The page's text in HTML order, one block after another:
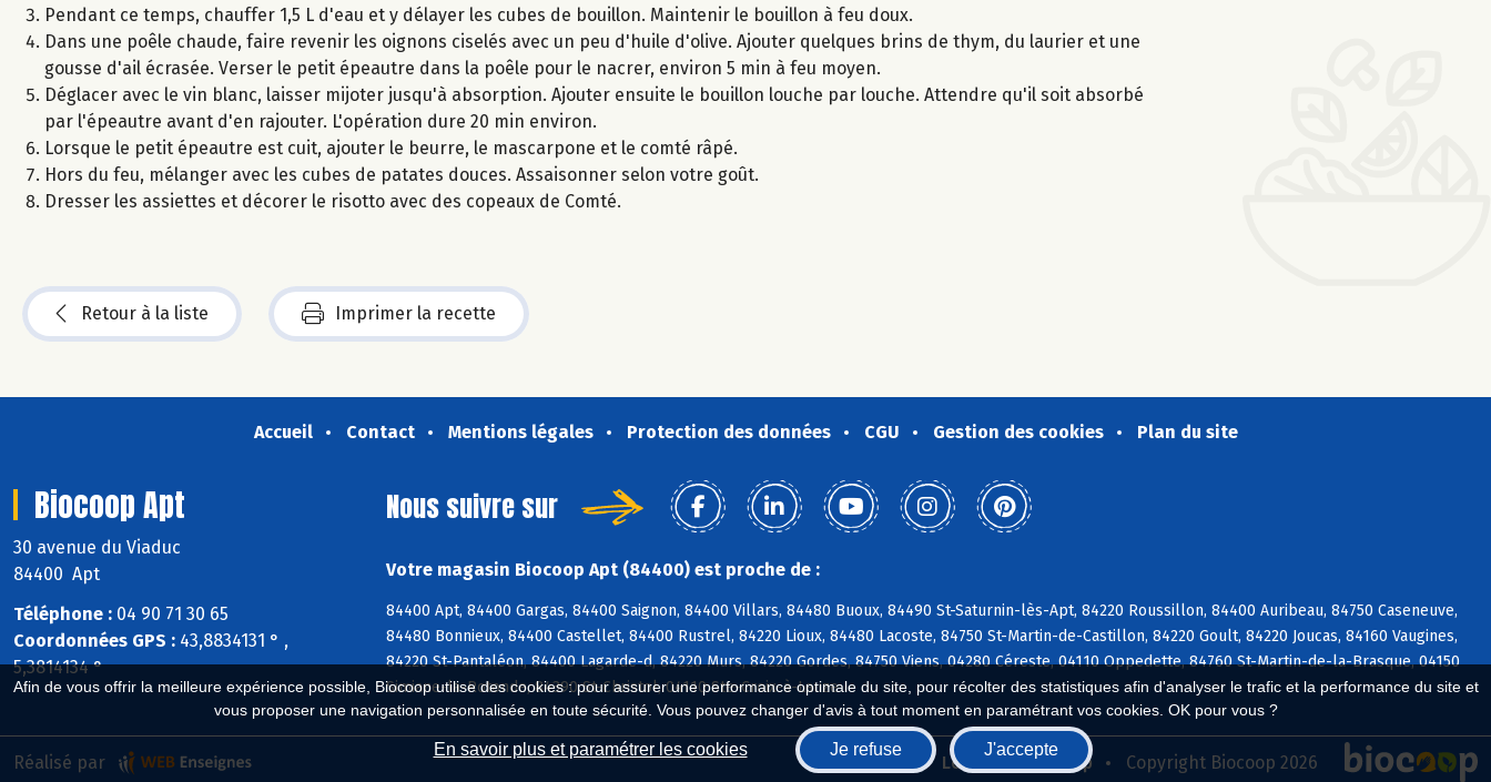
Afin de vous offrir la meilleure expérience possible, Biocoop utilise des cookies : pour assurer une performance optimale du site, pour récolter des statistiques afin d'analyser le trafic et la performance du site et
vous proposer une navigation personnalisée en toute sécurité. Vous pouvez changer d'avis à tout moment en paramétrant vos cookies. OK pour vous ?
En savoir plus et paramétrer les cookies Je refuse J'accepte
Pendant ce temps, chauffer 1,5 L d'eau et y délayer les cubes de bouillon. Maintenir le bouillon à feu doux.
Dans une poêle chaude, faire revenir les oignons ciselés avec un peu d'huile d'olive. Ajouter quelques brins de thym, du laurier et une
gousse d'ail écrasée. Verser le petit épeautre dans la poêle pour le nacrer, environ 5 min à feu moyen.
Déglacer avec le vin blanc, laisser mijoter jusqu'à absorption. Ajouter ensuite le bouillon louche par louche. Attendre qu'il soit absorbé
par l'épeautre avant d'en rajouter. L'opération dure 20 min environ.
Lorsque le petit épeautre est cuit, ajouter le beurre, le mascarpone et le comté râpé.
Hors du feu, mélanger avec les cubes de patates douces. Assaisonner selon votre goût.
Dresser les assiettes et décorer le risotto avec des copeaux de Comté.
Retour à la liste Imprimer la recette
Accueil Contact Mentions légales Protection des données CGU Gestion des cookies Plan du site
Biocoop Apt
30 avenue du Viaduc
84400 Apt
Téléphone : 04 90 71 30 65
Coordonnées GPS : 43,8834131 ° ,
5,3814134 °
Nous suivre sur
Votre magasin Biocoop Apt (84400) est proche de :
84400 Apt, 84400 Gargas, 84400 Saignon, 84400 Villars, 84480 Buoux, 84490 St-Saturnin-lès-Apt, 84220 Roussillon, 84400 Auribeau, 84750 Caseneuve,
84480 Bonnieux, 84400 Castellet, 84400 Rustrel, 84220 Lioux, 84480 Lacoste, 84750 St-Martin-de-Castillon, 84220 Goult, 84220 Joucas, 84160 Vaugines,
84220 St-Pantaléon, 84400 Lagarde-d, 84220 Murs, 84220 Gordes, 84750 Viens, 04280 Céreste, 04110 Oppedette, 84760 St-Martin-de-la-Brasque, 04150
Simiane-la-Rotonde, 84390 St-Christol, 04110 Ste-Croix-à-Lauze
Biocoop.fr Le réseau Biocoop Copyright Biocoop 2026
Réalisé par